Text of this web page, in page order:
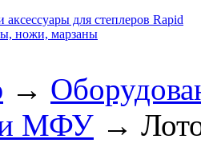
для степлеров Rapid
ножи, марзаны
→
и МФУ →